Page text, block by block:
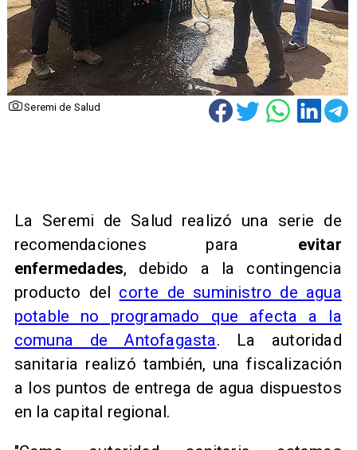
Seremi de Salud
La Seremi de Salud realizó una serie de
recomendaciones para evitar
enfermedades, debido a la contingencia
producto del corte de suministro de agua
potable no programado que afecta a la
comuna de Antofagasta. La autoridad
sanitaria realizó también, una fiscalización
a los puntos de entrega de agua dispuestos
en la capital regional.